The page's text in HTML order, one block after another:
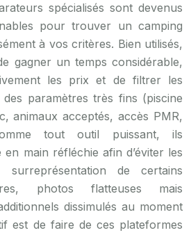
spécialisés sont devenus
pour trouver un camping
à vos critères. Bien utilisés,
gagner un temps considérable,
les prix et de filtrer les
des paramètres très fins (piscine
animaux acceptés, accès PMR,
tout outil puissant, ils
main réfléchie afin d’éviter les
surreprésentation de certains
photos flatteuses mais
dissimulés au moment
est de faire de ces plateformes